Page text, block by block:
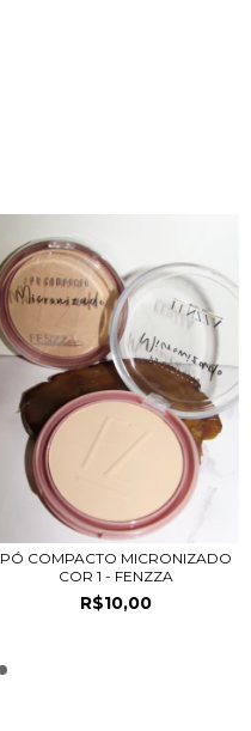
PÓ COMPACTO MICRONIZADO
COR 1 - FENZZA
R$10,00